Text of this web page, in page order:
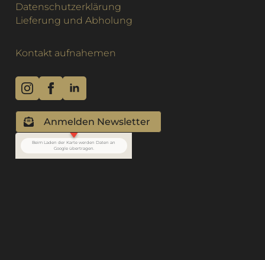
Datenschutzerklärung
Lieferung und Abholung
Kontakt aufnahemen
Anmelden Newsletter
Beim Laden der Karte werden Daten an
Google übertragen.